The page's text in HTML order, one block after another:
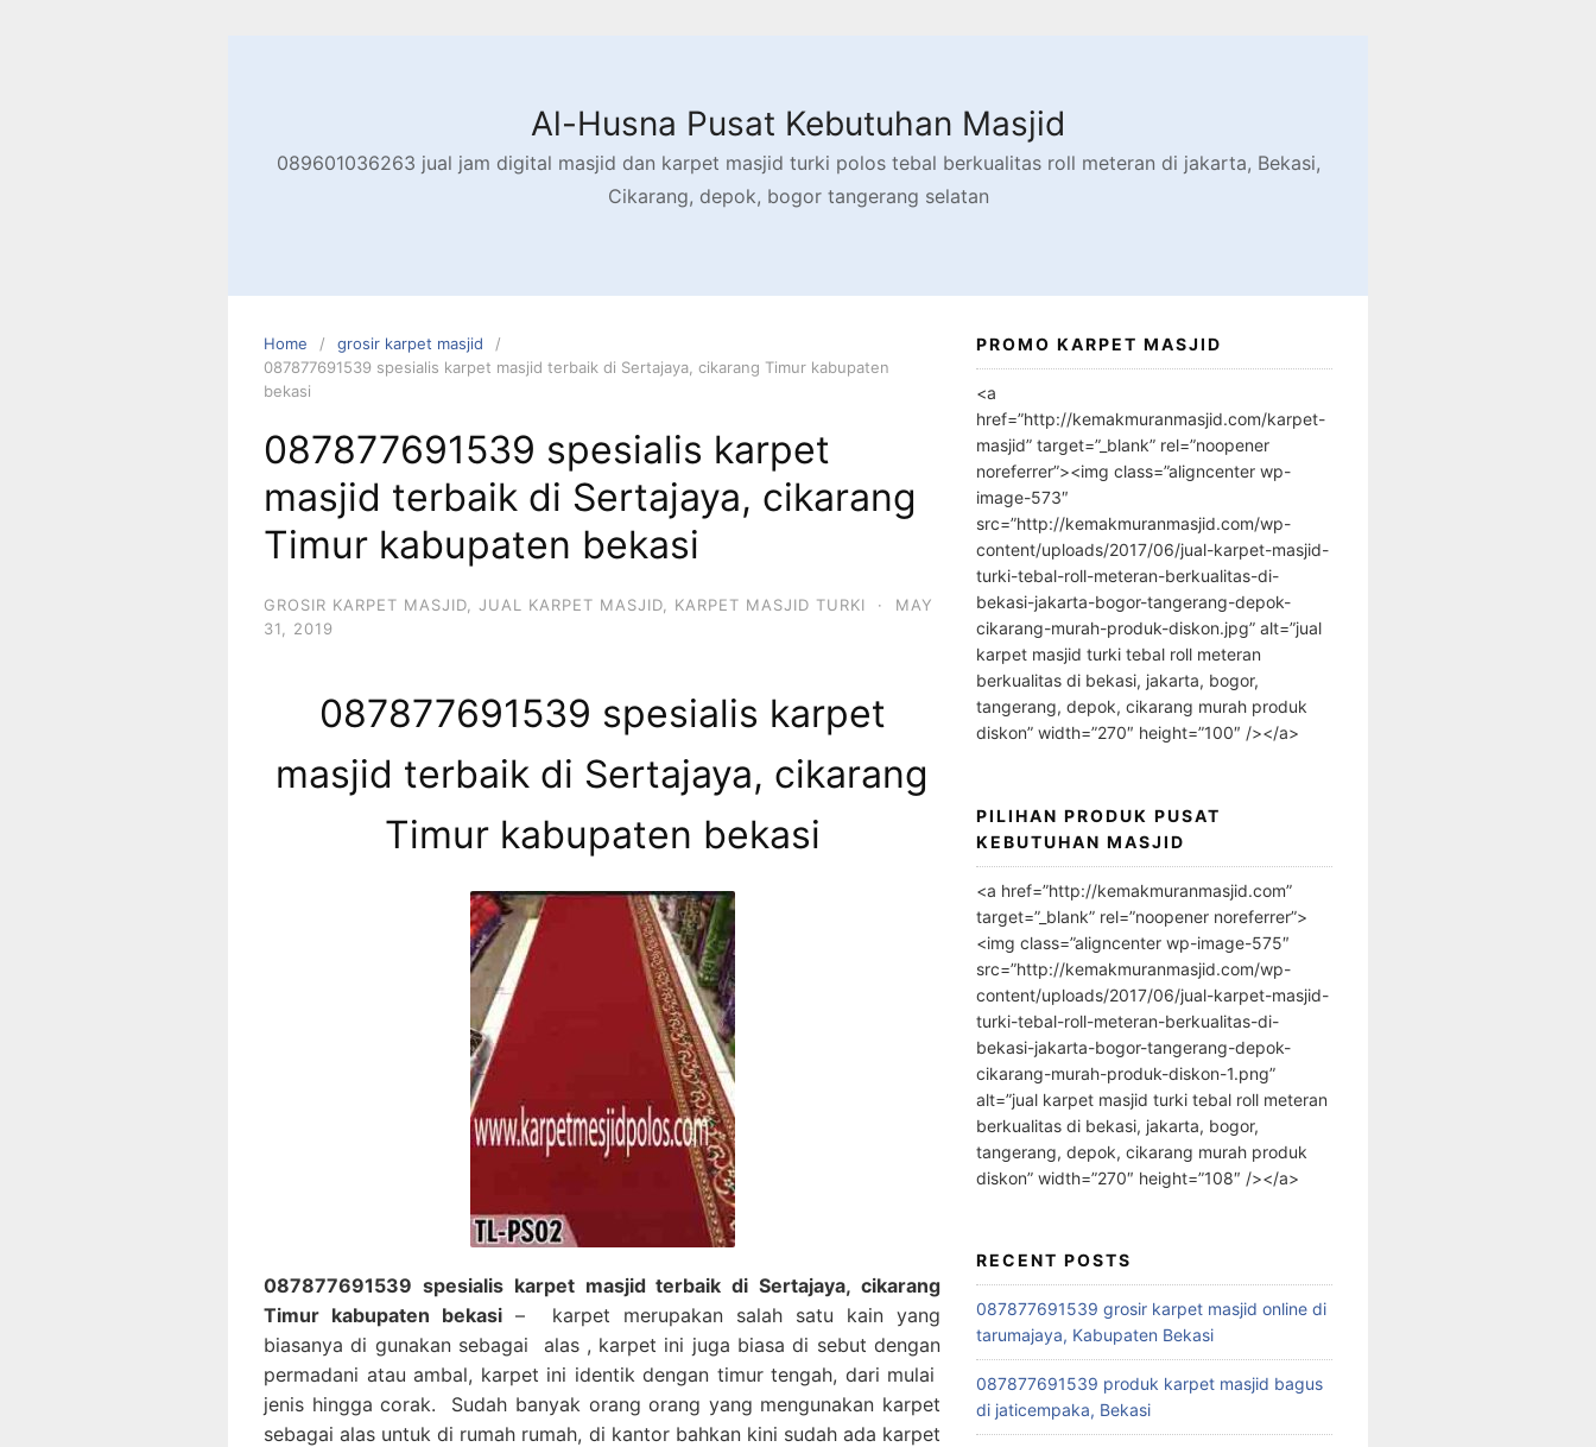
Al-Husna Pusat Kebutuhan Masjid
089601036263 jual jam digital masjid dan karpet masjid turki polos tebal berkualitas roll meteran di jakarta, Bekasi,
Cikarang, depok, bogor tangerang selatan
Home
grosir karpet masjid
087877691539 spesialis karpet masjid terbaik di Sertajaya, cikarang Timur kabupaten
bekasi
087877691539 spesialis karpet
masjid terbaik di Sertajaya, cikarang
Timur kabupaten bekasi
GROSIR KARPET MASJID JUAL KARPET MASJID KARPET MASJID TURKI ·
MAY
31, 2019
087877691539 spesialis karpet
masjid terbaik di Sertajaya, cikarang
Timur kabupaten bekasi
087877691539 spesialis karpet masjid terbaik di Sertajaya, cikarang
Timur kabupaten bekasi – karpet merupakan salah satu kain yang
biasanya di gunakan sebagai alas , karpet ini juga biasa di sebut dengan
permadani atau ambal, karpet ini identik dengan timur tengah, dari mulai
jenis hingga corak. Sudah banyak orang orang yang mengunakan karpet
sebagai alas untuk di rumah rumah, di kantor bahkan kini sudah ada karpet
PROMO KARPET MASJID
<a
href=”http://kemakmuranmasjid.com/karpet-
masjid” target=”_blank” rel=”noopener
noreferrer”><img class=”aligncenter wp-
image-573″
src=”http://kemakmuranmasjid.com/wp-
content/uploads/2017/06/jual-karpet-masjid-
turki-tebal-roll-meteran-berkualitas-di-
bekasi-jakarta-bogor-tangerang-depok-
cikarang-murah-produk-diskon.jpg” alt=”jual
karpet masjid turki tebal roll meteran
berkualitas di bekasi, jakarta, bogor,
tangerang, depok, cikarang murah produk
diskon” width=”270″ height=”100″ /></a>
PILIHAN PRODUK PUSAT
KEBUTUHAN MASJID
<a href=”http://kemakmuranmasjid.com”
target=”_blank” rel=”noopener noreferrer”>
<img class=”aligncenter wp-image-575″
src=”http://kemakmuranmasjid.com/wp-
content/uploads/2017/06/jual-karpet-masjid-
turki-tebal-roll-meteran-berkualitas-di-
bekasi-jakarta-bogor-tangerang-depok-
cikarang-murah-produk-diskon-1.png”
alt=”jual karpet masjid turki tebal roll meteran
berkualitas di bekasi, jakarta, bogor,
tangerang, depok, cikarang murah produk
diskon” width=”270″ height=”108″ /></a>
RECENT POSTS
087877691539 grosir karpet masjid online di
tarumajaya, Kabupaten Bekasi
087877691539 produk karpet masjid bagus
di jaticempaka, Bekasi